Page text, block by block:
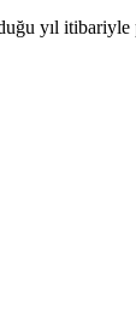
yıl itibariyle